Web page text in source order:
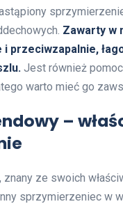
Zawarty w
i przeciwzapalnie,
Jest również
warto mieć go
–
, znany ze swoich
sprzymierzeniec w